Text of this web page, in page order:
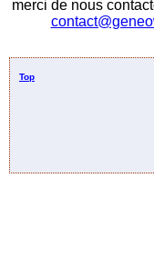
merci de nous
Top